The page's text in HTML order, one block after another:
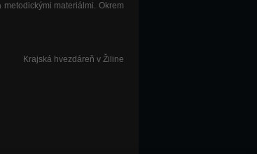
materiálmi. Okrem
Krajská hvezdáreň v Žiline